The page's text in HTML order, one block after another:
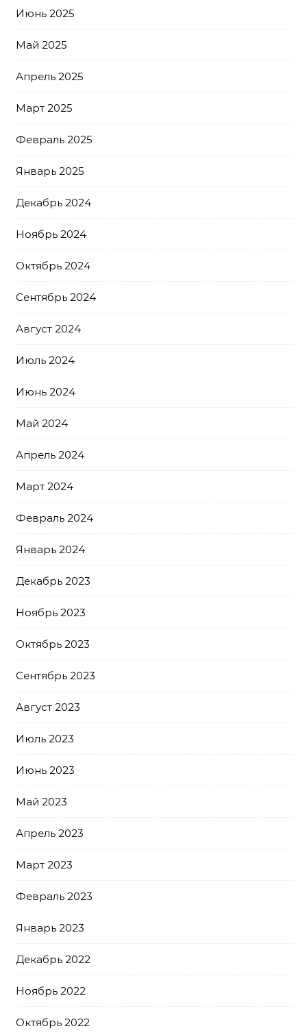
Июнь 2025
Май 2025
Апрель 2025
Март 2025
Февраль 2025
Январь 2025
Декабрь 2024
Ноябрь 2024
Октябрь 2024
Сентябрь 2024
Август 2024
Июль 2024
Июнь 2024
Май 2024
Апрель 2024
Март 2024
Февраль 2024
Январь 2024
Декабрь 2023
Ноябрь 2023
Октябрь 2023
Сентябрь 2023
Август 2023
Июль 2023
Июнь 2023
Май 2023
Апрель 2023
Март 2023
Февраль 2023
Январь 2023
Декабрь 2022
Ноябрь 2022
Октябрь 2022